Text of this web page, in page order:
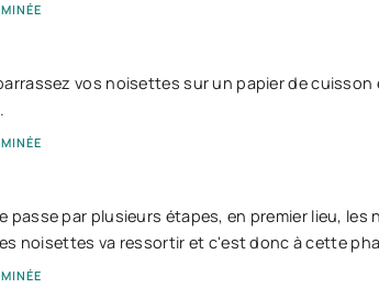
vos noisettes sur un papier de
passe par plusieurs étapes, en premier lieu,
noisettes va ressortir et c'est donc à cette